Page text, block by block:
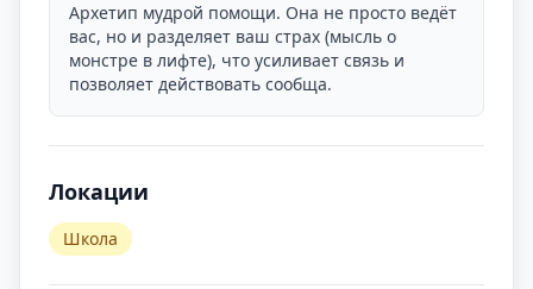
Архетип мудрой помощи. Она не просто ведёт
вас, но и разделяет ваш страх (мысль о
монстре в лифте), что усиливает связь и
позволяет действовать сообща.
Локации
Школа